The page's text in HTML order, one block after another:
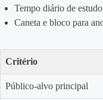
Tempo diário de
Caneta e bloco para
Critério
Público‑alvo principal